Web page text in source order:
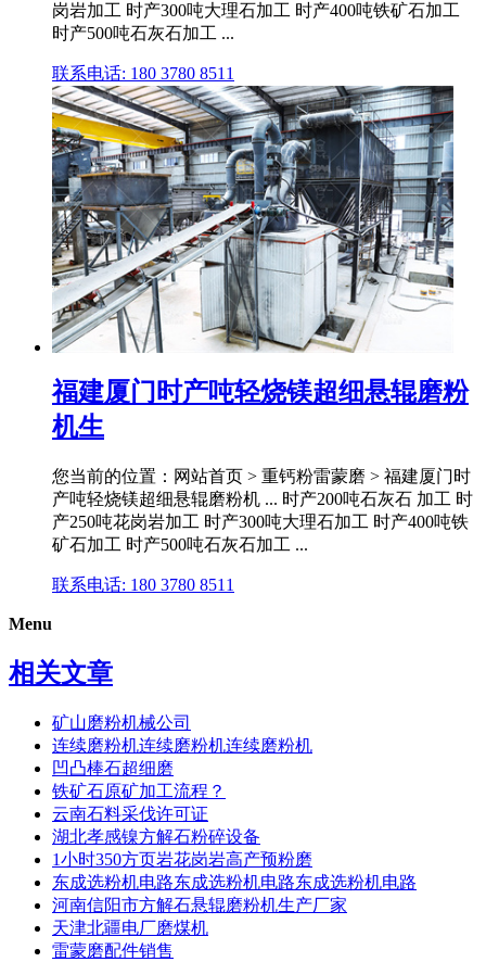
岗岩加工 时产300吨大理石加工 时产400吨铁矿石加工
时产500吨石灰石加工 ...
联系电话: 180 3780 8511
福建厦门时产吨轻烧镁超细悬辊磨粉
机生
您当前的位置：网站首页 > 重钙粉雷蒙磨 > 福建厦门时
产吨轻烧镁超细悬辊磨粉机 ... 时产200吨石灰石 加工 时
产250吨花岗岩加工 时产300吨大理石加工 时产400吨铁
矿石加工 时产500吨石灰石加工 ...
联系电话: 180 3780 8511
Menu
相关文章
矿山磨粉机械公司
连续磨粉机连续磨粉机连续磨粉机
凹凸棒石超细磨
铁矿石原矿加工流程？
云南石料采伐许可证
湖北孝感镍方解石粉碎设备
1小时350方页岩花岗岩高产预粉磨
东成选粉机电路东成选粉机电路东成选粉机电路
河南信阳市方解石悬辊磨粉机生产厂家
天津北疆电厂磨煤机
雷蒙磨配件销售